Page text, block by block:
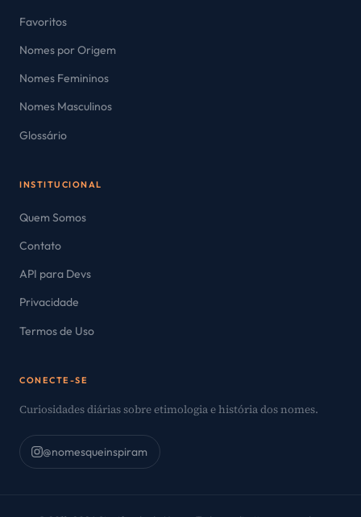
Favoritos
Nomes por Origem
Nomes Femininos
Nomes Masculinos
Glossário
INSTITUCIONAL
Quem Somos
Contato
API para Devs
Privacidade
Termos de Uso
CONECTE-SE
Curiosidades diárias sobre etimologia e história dos nomes.
@nomesqueinspiram